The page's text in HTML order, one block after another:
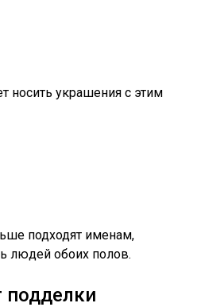
носить украшения с этим
подходят именам,
людей обоих полов.
подделки